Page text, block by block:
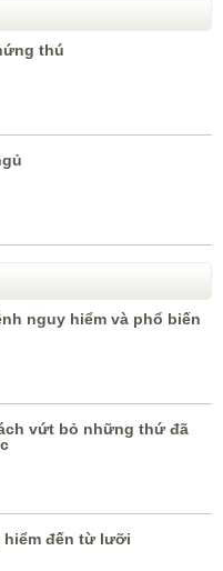
thú
nguy hiểm và phổ biến
vứt bỏ những thứ đã
hiểm đến từ lưỡi